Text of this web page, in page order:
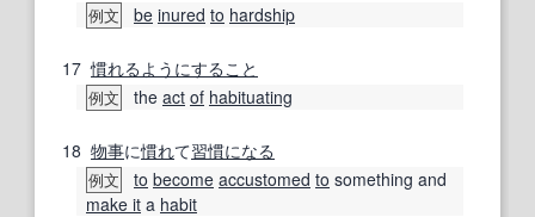
例文 be inured to hardship
17 慣れる ようにすること
例文 the act of habituating
18 物事に慣れて習慣になる
例文 to become accustomed to something and
make it a habit